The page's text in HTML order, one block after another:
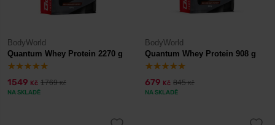
BodyWorld
Quantum Whey Protein 2270 g
1549 Kč 1769Kč
NA SKLADĚ
BodyWorld
Quantum Whey Protein 908 g
679 Kč 845Kč
NA SKLADĚ